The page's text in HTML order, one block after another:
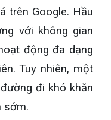
trên Google. Hầu
với không gian
động đa dạng
Tuy nhiên, một
đi khó khăn
sớm.